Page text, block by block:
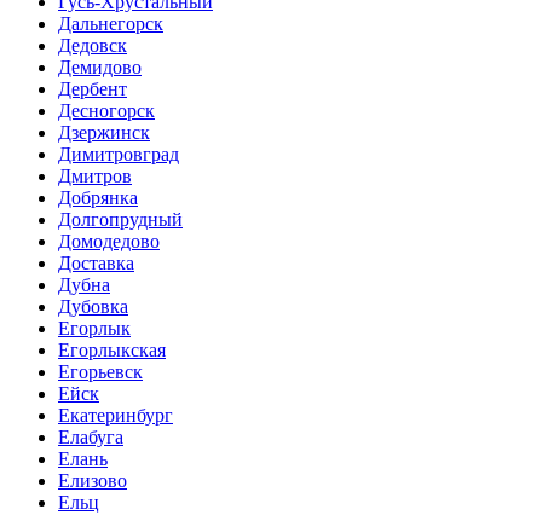
Дальнегорск
Дедовск
Демидово
Дербент
Десногорск
Дзержинск
Димитровград
Дмитров
Добрянка
Долгопрудный
Домодедово
Доставка
Дубна
Дубовка
Егорлык
Егорлыкская
Егорьевск
Ейск
Екатеринбург
Елабуга
Елань
Елизово
Ельц